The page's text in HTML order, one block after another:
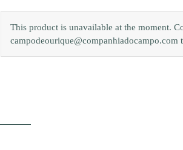
This product is unavailable at the moment.